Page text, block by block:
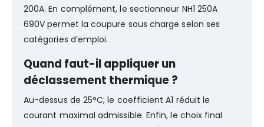
200A. En complément, le sectionneur NH1 250A
690V permet la coupure sous charge selon ses
catégories d’emploi.
Quand faut-il appliquer un
déclassement thermique ?
Au-dessus de 25°C, le coefficient A1 réduit le
courant maximal admissible. Enfin, le choix final